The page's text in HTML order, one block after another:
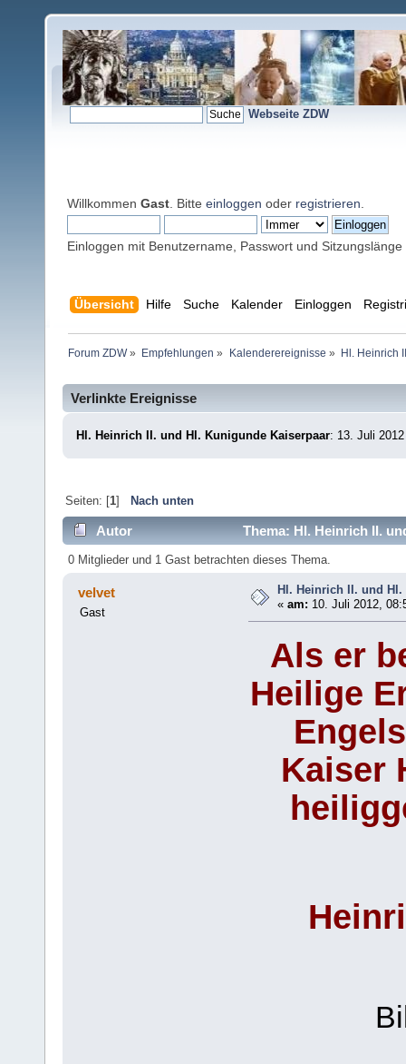
Webseite ZDW
Willkommen Gast . Bitte einloggen oder registrieren
Einloggen mit Benutzername, Passwort und Sitzungslänge
Übersicht Hilfe Suche Kalender Einloggen
Forum ZDW» Empfehlungen » Kalenderereignisse » Hl. Heinrich
Verlinkte Ereignisse
Hl. Heinrich II. und Hl. Kunigunde Kaiserpaar: 13. Juli 2012
Seiten: [1] Nach unten
Autor Thema: Hl. Heinrich II.
0 Mitglieder und 1 Gast betrachten dieses Thema.
velvet
Gast
Hl. Heinrich II. und
«am: 10. Juli 2012,
Als er
Heilige
Kaiser